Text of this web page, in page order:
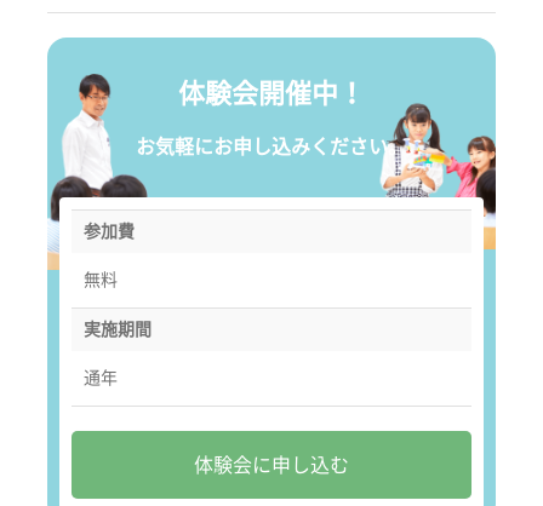
体験会開催中！
お気軽にお申し込みください。
参加費
無料
実施期間
通年
体験会に申し込む